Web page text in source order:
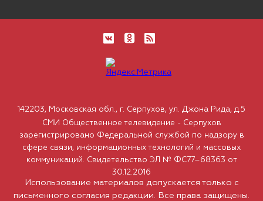
Использование материалов допускается только с
письменного согласия редакции. Все права защищены.
142203, Московская обл., г. Серпухов, ул. Джона Рида, д.5
СМИ Общественное телевидение - Серпухов
зарегистрировано Федеральной службой по надзору в
сфере связи, информационных технологий и массовых
коммуникаций. Свидетельство ЭЛ № ФС77–68363 от
30.12.2016